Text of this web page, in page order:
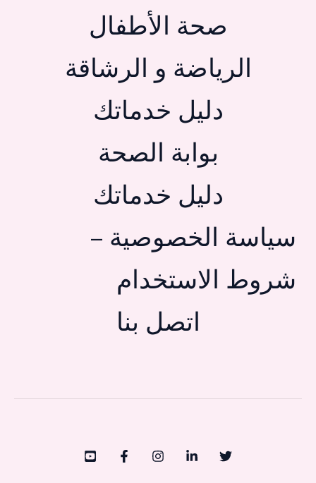
صحة الأطفال
الرياضة و الرشاقة
دليل خدماتك
بوابة الصحة
دليل خدماتك
سياسة الخصوصية –
شروط الاستخدام
اتصل بنا